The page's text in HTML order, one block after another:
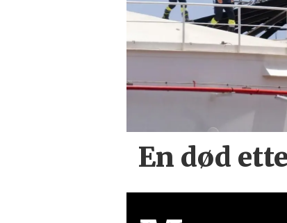
En død